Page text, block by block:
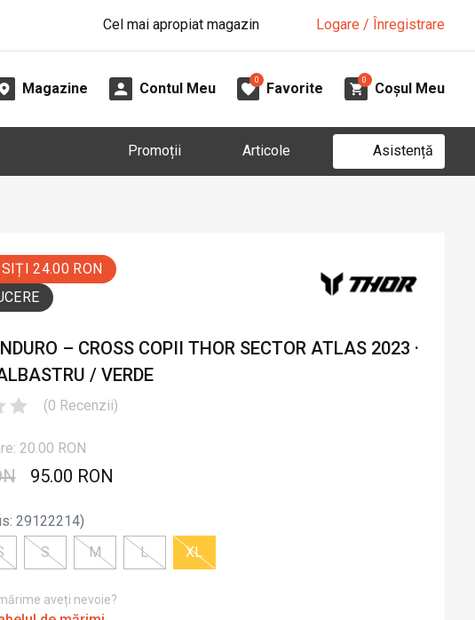
Cel mai apropiat magazin Logare / Înregistrare
Magazine Contul Meu
0
Favorite
0
Coșul Meu
Promoții Articole Asistență
24.00 RON
– CROSS COPII THOR SECTOR ATLAS 2023 ·
/ VERDE
(0 Recenzii)
20.00 RON
95.00 RON
: 29122214)
S M L XL
aveți nevoie?